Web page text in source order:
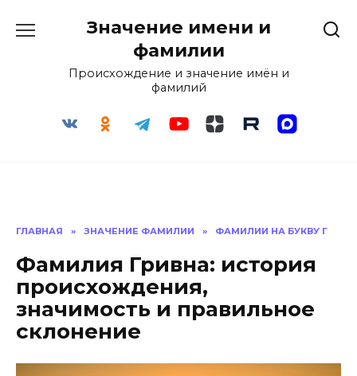
Значение имени и
фамилии
Происхождение и значение имён и
фамилий
ГЛАВНАЯ » ЗНАЧЕНИЕ ФАМИЛИИ » ФАМИЛИИ НА БУКВУ Г
Фамилия Гривна: история
происхождения,
значимость и правильное
склонение